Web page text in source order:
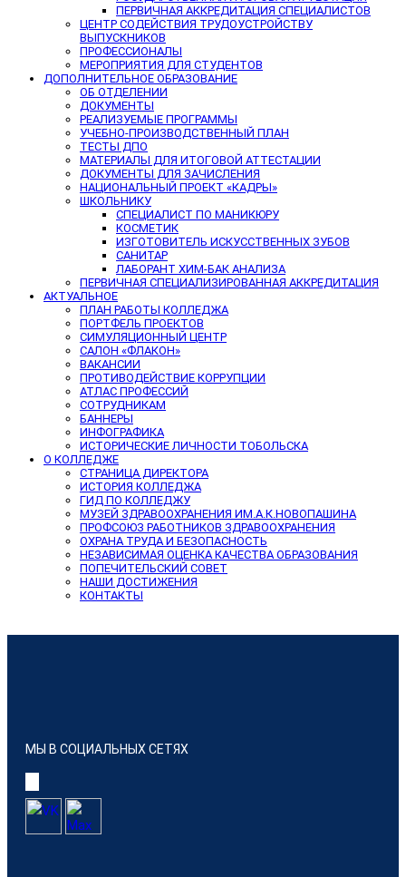
ПЕРВИЧНАЯ АККРЕДИТАЦИЯ СПЕЦИАЛИСТОВ
ЦЕНТР СОДЕЙСТВИЯ ТРУДОУСТРОЙСТВУ
ВЫПУСКНИКОВ
ПРОФЕССИОНАЛЫ
МЕРОПРИЯТИЯ ДЛЯ СТУДЕНТОВ
ДОПОЛНИТЕЛЬНОЕ ОБРАЗОВАНИЕ
ОБ ОТДЕЛЕНИИ
ДОКУМЕНТЫ
РЕАЛИЗУЕМЫЕ ПРОГРАММЫ
УЧЕБНО-ПРОИЗВОДСТВЕННЫЙ ПЛАН
ТЕСТЫ ДПО
МАТЕРИАЛЫ ДЛЯ ИТОГОВОЙ АТТЕСТАЦИИ
ДОКУМЕНТЫ ДЛЯ ЗАЧИСЛЕНИЯ
НАЦИОНАЛЬНЫЙ ПРОЕКТ «КАДРЫ»
ШКОЛЬНИКУ
СПЕЦИАЛИСТ ПО МАНИКЮРУ
КОСМЕТИК
ИЗГОТОВИТЕЛЬ ИСКУССТВЕННЫХ ЗУБОВ
САНИТАР
ЛАБОРАНТ ХИМ-БАК АНАЛИЗА
ПЕРВИЧНАЯ СПЕЦИАЛИЗИРОВАННАЯ АККРЕДИТАЦИЯ
АКТУАЛЬНОЕ
ПЛАН РАБОТЫ КОЛЛЕДЖА
ПОРТФЕЛЬ ПРОЕКТОВ
СИМУЛЯЦИОННЫЙ ЦЕНТР
САЛОН «ФЛАКОН»
ВАКАНСИИ
ПРОТИВОДЕЙСТВИЕ КОРРУПЦИИ
АТЛАС ПРОФЕССИЙ
СОТРУДНИКАМ
БАННЕРЫ
ИНФОГРАФИКА
ИСТОРИЧЕСКИЕ ЛИЧНОСТИ ТОБОЛЬСКА
О КОЛЛЕДЖЕ
СТРАНИЦА ДИРЕКТОРА
ИСТОРИЯ КОЛЛЕДЖА
ГИД ПО КОЛЛЕДЖУ
МУЗЕЙ ЗДРАВООХРАНЕНИЯ ИМ.А.К.НОВОПАШИНА
ПРОФСОЮЗ РАБОТНИКОВ ЗДРАВООХРАНЕНИЯ
ОХРАНА ТРУДА И БЕЗОПАСНОСТЬ
НЕЗАВИСИМАЯ ОЦЕНКА КАЧЕСТВА ОБРАЗОВАНИЯ
ПОПЕЧИТЕЛЬСКИЙ СОВЕТ
НАШИ ДОСТИЖЕНИЯ
КОНТАКТЫ
МЫ В СОЦИАЛЬНЫХ СЕТЯХ